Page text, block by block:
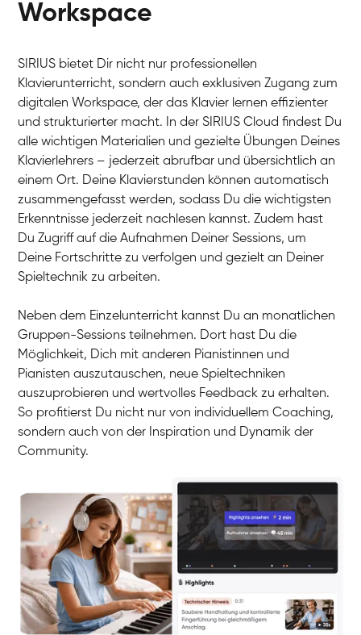
Klavier / Piano / Flügel
Klavier / Piano / Flügel
Hannes
Klavier / Piano / Flügel
Klavier / Piano / Flügel
Yuna
Klavier / Piano / Flügel
Camilla
Klavier / Piano / Flügel
Negin
Klavier / Piano / Flügel
Katarzyna
Klavier / Piano / Flügel
Workspace
SIRIUS bietet Dir nicht nur professionellen
Klavierunterricht, sondern auch exklusiven Zugang zum
digitalen Workspace, der das Klavier lernen effizienter
und strukturierter macht. In der SIRIUS Cloud findest Du
alle wichtigen Materialien und gezielte Übungen Deines
Klavierlehrers – jederzeit abrufbar und übersichtlich an
einem Ort. Deine Klavierstunden können automatisch
zusammengefasst werden, sodass Du die wichtigsten
Erkenntnisse jederzeit nachlesen kannst. Zudem hast
Du Zugriff auf die Aufnahmen Deiner Sessions, um
Deine Fortschritte zu verfolgen und gezielt an Deiner
Spieltechnik zu arbeiten.
Neben dem Einzelunterricht kannst Du an monatlichen
Gruppen-Sessions teilnehmen. Dort hast Du die
Möglichkeit, Dich mit anderen Pianistinnen und
Pianisten auszutauschen, neue Spieltechniken
auszuprobieren und wertvolles Feedback zu erhalten.
So profitierst Du nicht nur von individuellem Coaching,
sondern auch von der Inspiration und Dynamik der
Community.